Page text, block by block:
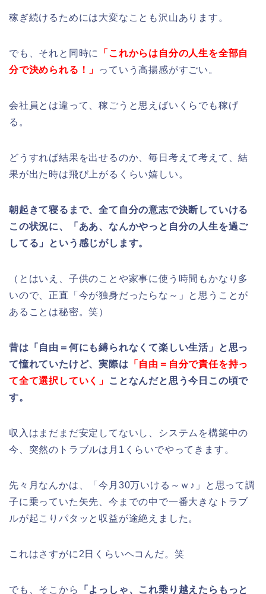
稼ぎ続けるためには大変なことも沢山あります。
でも、それと同時に
「これからは自分の人生を全部自
分で決められる！」
っていう高揚感がすごい。
会社員とは違って、稼ごうと思えばいくらでも稼げ
る。
どうすれば結果を出せるのか、毎日考えて考えて、結
果が出た時は飛び上がるくらい嬉しい。
朝起きて寝るまで、全て自分の意志で決断していける
この状況に、「ああ、なんかやっと自分の人生を過ご
してる」という感じがします。
（とはいえ、子供のことや家事に使う時間もかなり多
いので、正直「今が独身だったらな～」と思うことが
あることは秘密。笑）
昔は「自由＝何にも縛られなくて楽しい生活」と思っ
て憧れていたけど、実際は 「自由＝自分で責任を持っ
て全て選択していく」
ことなんだと思う今日この頃で
す。
収入はまだまだ安定してないし、システムを構築中の
今、突然のトラブルは月1くらいでやってきます。
先々月なんかは、「今月30万いける～ｗ♪」と思って調
子に乗っていた矢先、今までの中で一番大きなトラブ
ルが起こりパタッと収益が途絶えました。
これはさすがに2日くらいヘコんだ。笑
でも、そこから
「よっしゃ、これ乗り越えたらもっと